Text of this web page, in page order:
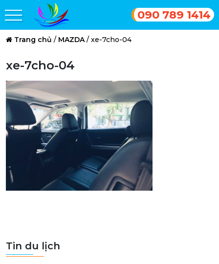
090 789 1414
Trang chủ / MAZDA/ xe-7cho-04
xe-7cho-04
Tin du lịch